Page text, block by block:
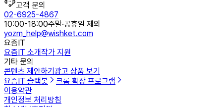
고객 문의
02-6925-4867
10:00-18:00주말·공휴일 제외
yozm_help@wishket.com
요즘IT
요즘IT 소개작가 지원
기타 문의
콘텐츠 제안하기 광고 상품 보기
요즘IT 슬랙봇
크롬 확장 프로그램
이용약관
개인정보 처리방침